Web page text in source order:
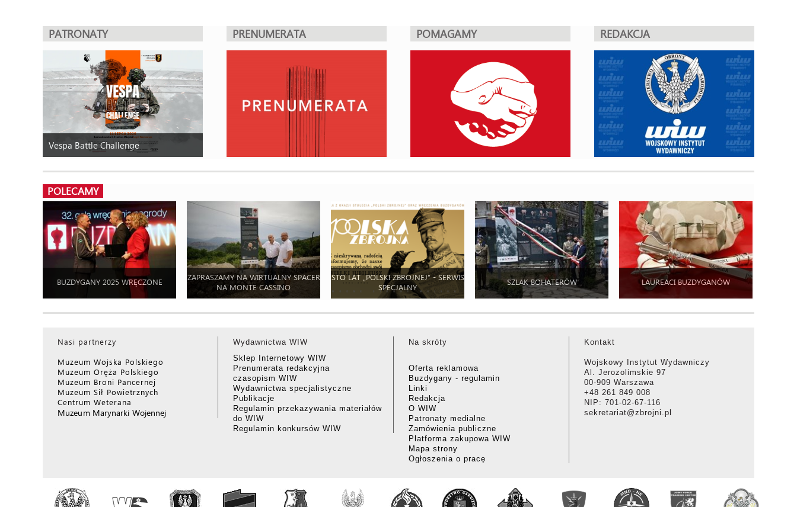
PATRONATY
Vespa Battle Challenge
PRENUMERATA POMAGAMY REDAKCJA
POLECAMY
BUZDYGANY 2025 WRĘCZONE
ZAPRASZAMY NA WIRTUALNY SPACER
NA MONTE CASSINO
STO LAT „POLSKI ZBROJNEJ” - SERWIS
SPECJALNY
SZLAK BOHATERÓW LAUREACI BUZDYGANÓW
Nasi partnerzy
Muzeum Wojska Polskiego
Muzeum Oręża Polskiego
Muzeum Broni Pancernej
Muzeum Sił Powietrznych
Centrum Weterana
Muzeum Marynarki Wojennej
Wydawnictwa WIW
Sklep Internetowy WIW
Prenumerata redakcyjna
czasopism WIW
Wydawnictwa specjalistyczne
Publikacje
Regulamin przekazywania materiałów
do WIW
Regulamin konkursów WIW
Na skróty
Oferta reklamowa
Buzdygany - regulamin
Linki
Redakcja
O WIW
Patronaty medialne
Zamówienia publiczne
Platforma zakupowa WIW
Mapa strony
Ogłoszenia o pracę
Kontakt
Wojskowy Instytut Wydawniczy
Al. Jerozolimskie 97
00-909 Warszawa
+48 261 849 008
NIP: 701-02-67-116
sekretariat@zbrojni.pl